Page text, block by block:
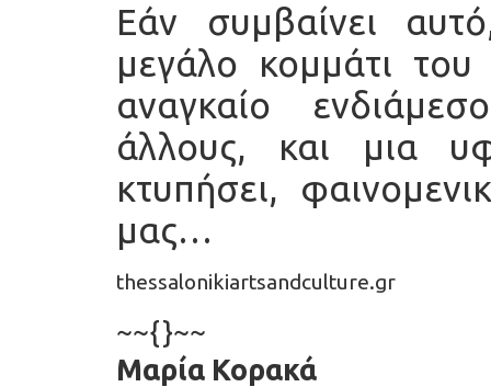
Εάν συμβαίνει
μεγάλο κομμάτι
αναγκαίο
άλλους, και μια
κτυπήσει,
μας…
thessalonikiartsandculture.gr
~~{}~~
Μαρία Κορακά